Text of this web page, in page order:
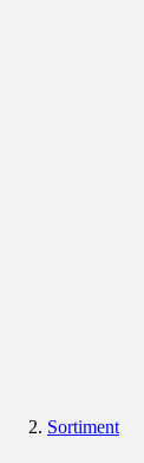
Sortiment